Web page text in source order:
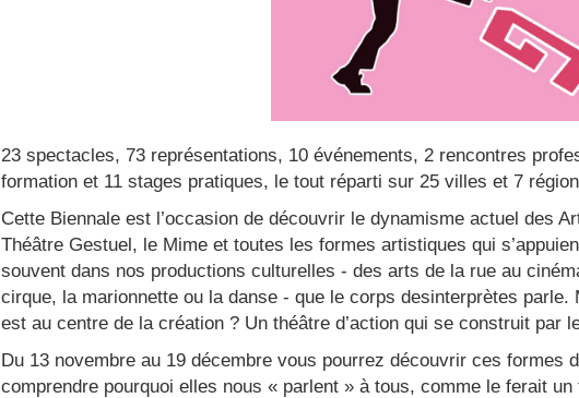
23 spectacles, 73 représentations, 10 événements, 2 rencontres
formation et 11 stages pratiques, le tout réparti sur 25 villes et 7
Cette Biennale est l’occasion de découvrir le dynamisme actuel des
Théâtre Gestuel, le Mime et toutes les formes artistiques qui
souvent dans nos productions culturelles - des arts de la rue au
cirque, la marionnette ou la danse - que le corps desinterprètes
est au centre de la création ? Un théâtre d’action qui se construit par
Du 13 novembre au 19 décembre vous pourrez découvrir ces formes
comprendre pourquoi elles nous « parlent » à tous, comme le ferait